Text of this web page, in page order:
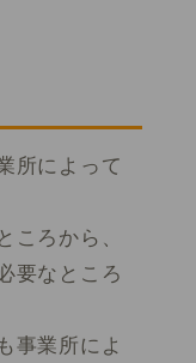
所によって
ころから、
要なところ
事業所によ